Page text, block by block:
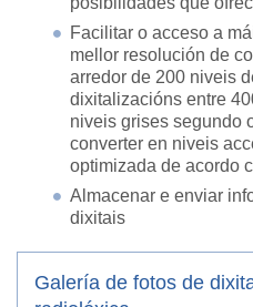
Facilitar o acceso a
mellor resolución de
arredor de 200 niveis
dixitalizacións entre
niveis grises segundo
converter en niveis
optimizada de acordo
Almacenar e enviar
dixitais
Galería de fotos de